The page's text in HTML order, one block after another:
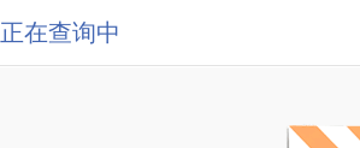
正在查询中